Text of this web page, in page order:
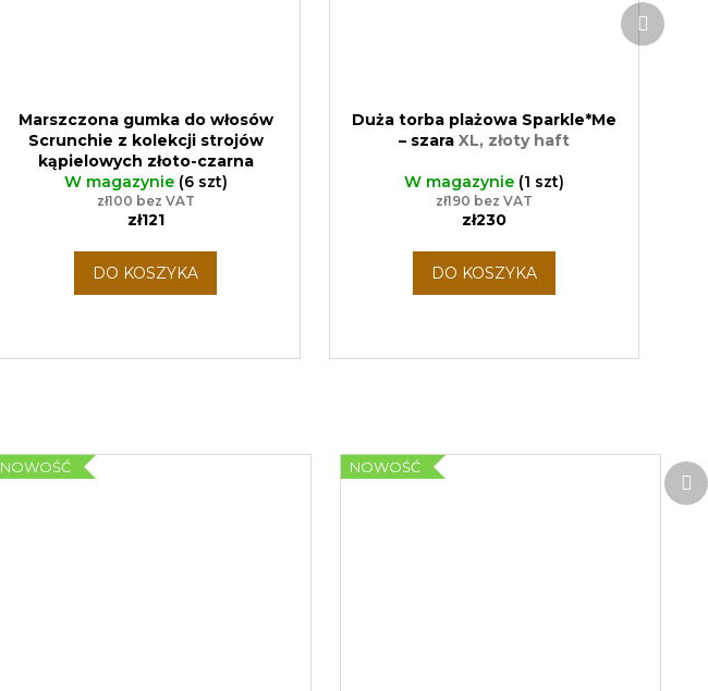
Marszczona gumka do włosów
Scrunchie z kolekcji strojów
kąpielowych złoto-czarna
ręczne wytwarzanie produktów
zero waste
W magazynie (6 szt)
zł100 bez VAT
zł121
DO KOSZYKA
Duża torba plażowa Sparkle*Me
– szara XL, złoty haft
W magazynie (1 szt)
zł190 bez VAT
zł230
DO KOSZYKA
NOWOŚĆ NOWOŚĆ